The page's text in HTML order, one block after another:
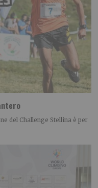
del Challenge Stellina è per